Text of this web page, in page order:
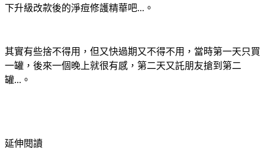
下升級改款後的淨痘修護精華吧...。
其實有些捨不得用，但又快過期又不得不用，當時第一天只買
一罐，後來一個晚上就很有感，第二天又託朋友搶到第二
罐...。
延伸閱讀